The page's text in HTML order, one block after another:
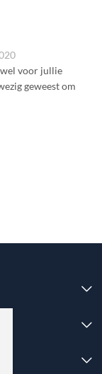
voor jullie
geweest om